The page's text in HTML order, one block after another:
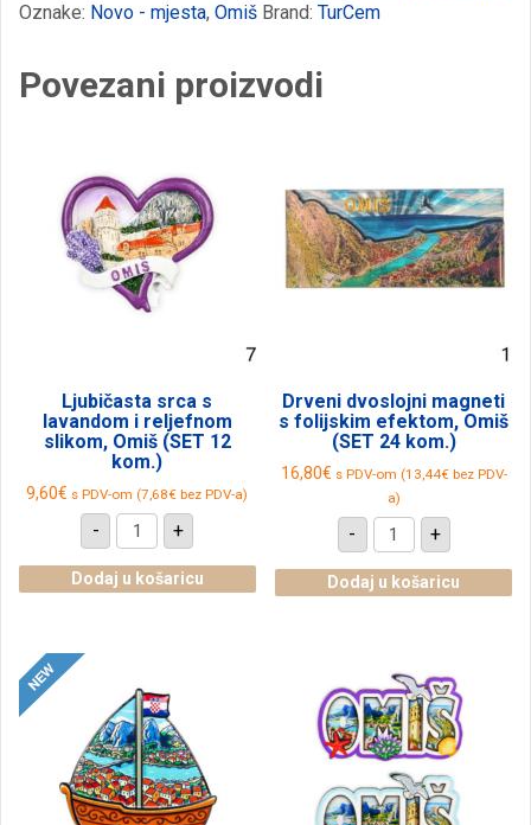
motivima,
Oznake: Novo - mjesta, Omiš Brand: TurCem
Povezani proizvodi
Ljubičasta srca s
lavandom i reljefnom
slikom, Omiš (SET 12
kom.)
9,60€ s PDV-om (7,68€ bez PDV-a)
-
Ljubičasta
srca
lavandom
i
12
kom.)
količina
+
Dodaj u košaricu
Drveni dvoslojni magneti
s folijskim efektom, Omiš
(SET 24 kom.)
16,80€ s PDV-om (13,44€bez PDV-
a)
-
Drveni
dvoslojni
s
folijskim
24
kom.)
količina
+
Dodaj u košaricu